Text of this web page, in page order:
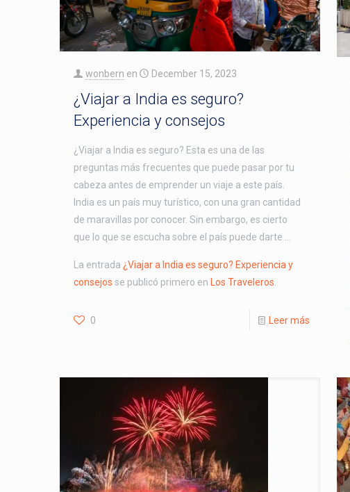
wonbern en December 15, 2023
¿Viajar a India es seguro?
Experiencia y consejos
¿Viajar a India es seguro? Esta es una de las
preguntas más frecuentes que puede pasar por tu
cabeza antes de emprender un viaje a este país.
India es un país muy turístico, con una gran cantidad
de maravillas por conocer. Sin embargo, es cierto
que lo que se escucha sobre el país puede darte …
La entrada ¿Viajar a India es seguro? Experiencia y
consejos se publicó primero en Los Traveleros
0 Leer más